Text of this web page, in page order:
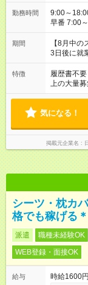
勤務時間
9:00～18:00（休憩60分）
早番 7:00～
と休みを
「できれ
ね。 ※Wワーク希望の方へ 今ご覧のお仕事で希望する勤務時間
と、もう1
合は応募
期間
【8月中
3日後に就
特徴 履歴書不要
上の大量
気になる！
掲載元企業名
シーツ・枕カ
格でも稼げる＊
派遣 職種未経験OK
WEB登録・面接OK
給与
時給1600